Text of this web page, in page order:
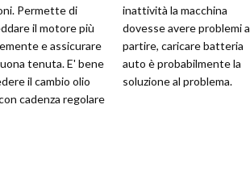
Permette di
il motore più
e assicurare
tenuta. E' bene
il cambio olio
cadenza regolare
inattività la macchina
dovesse avere problemi a
partire, caricare batteria
auto è probabilmente la
soluzione al problema.